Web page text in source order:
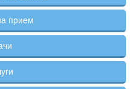
прием